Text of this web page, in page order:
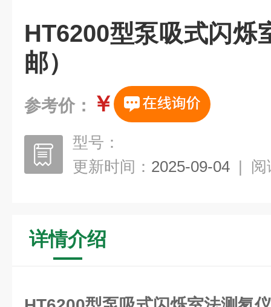
HT6200型泵吸式闪烁
邮）
参考价： ￥
型号：
更新时间： 2025-09-04 | 阅
详情介绍